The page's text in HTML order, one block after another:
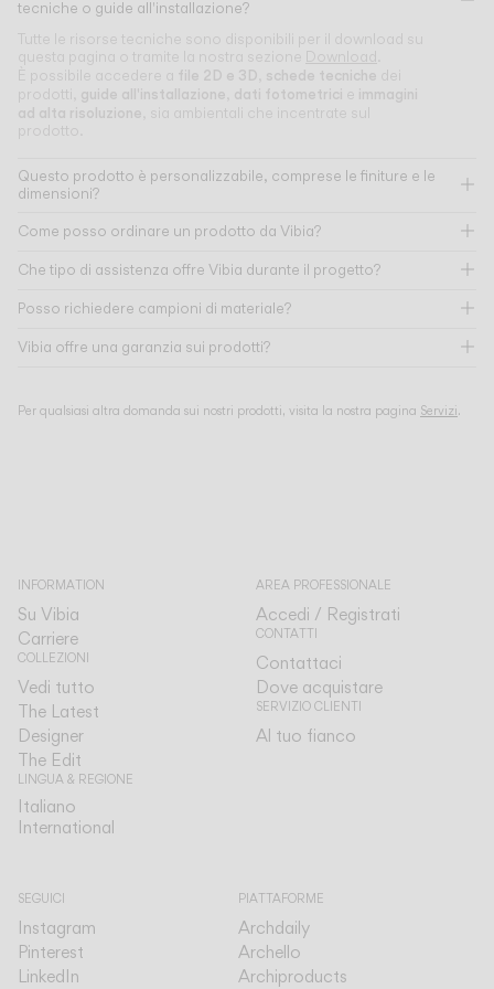
tecniche o guide all'installazione?
Tutte le risorse tecniche sono disponibili per il download su
questa pagina o tramite la nostra sezione Download
È possibile accedere a file 2D e 3D schede tecniche dei
prodotti, guide all'installazione dati fotometrici e immagini
ad alta risoluzione , sia ambientali che incentrate sul
prodotto.
Questo prodotto è personalizzabile, comprese le finiture e le
dimensioni?
Come posso ordinare un prodotto da Vibia?
Che tipo di assistenza offre Vibia durante il progetto?
Posso richiedere campioni di materiale?
Vibia offre una garanzia sui prodotti?
Per qualsiasi altra domanda sui nostri prodotti, visita la nostra pagina Servizi.
INFORMATION
Su Vibia
Carriere
COLLEZIONI
Vedi tutto
The Latest
Designer
The Edit
LINGUA & REGIONE
Italiano
International
AREA PROFESSIONALE
Accedi / Registrati
CONTATTI
Contattaci
Dove acquistare
SERVIZIO CLIENTI
Al tuo fianco
SEGUICI
Instagram
Pinterest
LinkedIn
PIATTAFORME
Archdaily
Archello
Archiproducts